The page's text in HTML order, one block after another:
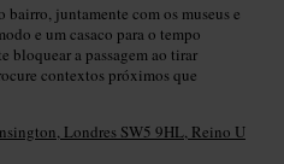
juntamente com os museus e
e um casaco para o tempo
bloquear a passagem ao tirar
contextos próximos que
Londres SW5 9HL, Reino U